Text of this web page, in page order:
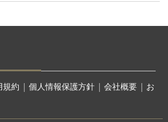
規約 | 個人情報保護方針| 会社概要| お